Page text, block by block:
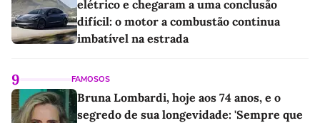
elétrico e chegaram a uma conclusão
difícil: o motor a combustão continua
imbatível na estrada
9 FAMOSOS
Bruna Lombardi, hoje aos 74 anos, e o
segredo de sua longevidade: 'Sempre que